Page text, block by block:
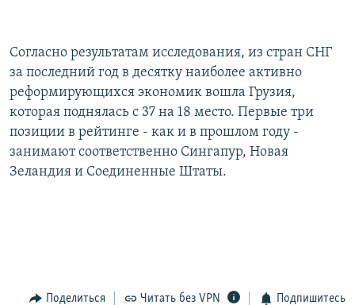
Все сайты РСЕ/РС
Согласно результатам исследования, из стран СНГ
за последний год в десятку наиболее активно
реформирующихся экономик вошла Грузия,
которая поднялась с 37 на 18 место. Первые три
позиции в рейтинге - как и в прошлом году -
занимают соответственно Сингапур, Новая
Зеландия и Соединенные Штаты.
Поделиться Читать без VPN Подпишитесь